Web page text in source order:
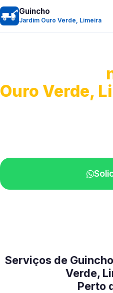
Guincho
Jardim Ouro Verde, Limeira
Ouro Verde,
Serviços de
Verde,
Perto